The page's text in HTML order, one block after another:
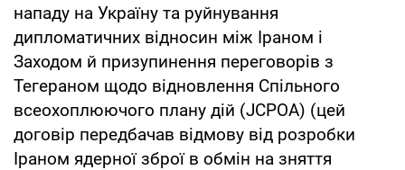
нападу на Україну та руйнування
дипломатичних відносин між Іраном і
Заходом й призупинення переговорів з
Тегераном щодо відновлення Спільного
всеохоплюючого плану дій (JCPOA) (цей
договір передбачав відмову від розробки
Іраном ядерної зброї в обмін на зняття